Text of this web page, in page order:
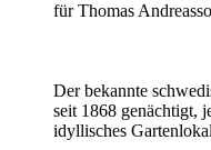
für Thomas
Der bekannte
seit 1868 genächtigt,
idyllisches